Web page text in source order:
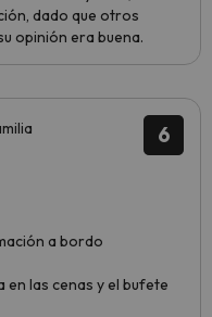
dado que otros
opinión era buena.
6
a bordo
en las cenas y el bufete